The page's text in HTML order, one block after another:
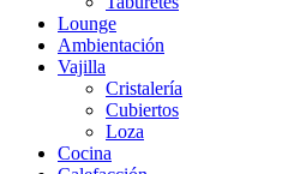
Lounge
Ambientación
Vajilla
Cristalería
Cubiertos
Loza
Cocina